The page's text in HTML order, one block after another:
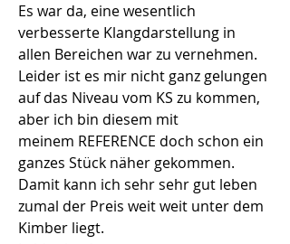
Es war da, eine wesentlich
verbesserte Klangdarstellung in
allen Bereichen war zu vernehmen.
Leider ist es mir nicht ganz gelungen
auf das Niveau vom KS zu kommen,
aber ich bin diesem mit
meinem REFERENCE doch schon ein
ganzes Stück näher gekommen.
Damit kann ich sehr sehr gut leben
zumal der Preis weit weit unter dem
Kimber liegt.